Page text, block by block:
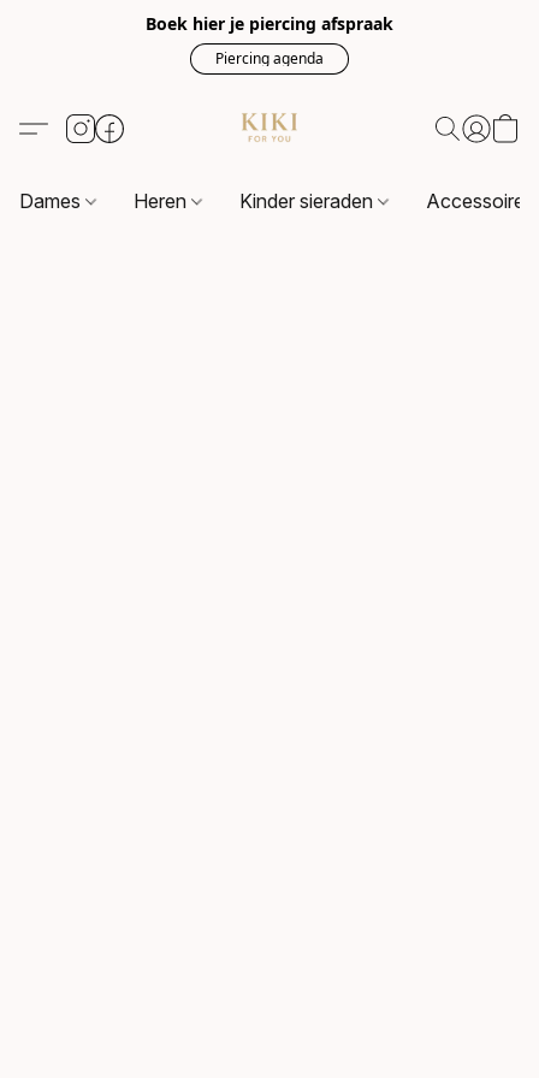
Boek hier je piercing afspraak
Piercing agenda
Dames Heren Kinder sieraden Accessoires